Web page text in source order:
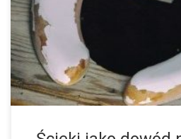
naukowcy zbadali ścieki przy wpływie
obecność nielegalnych narkotyków.
to, że w moczu można obiektywnie